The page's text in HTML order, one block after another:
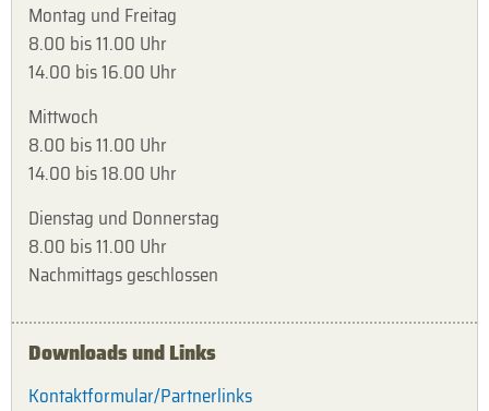
Montag und Freitag
8.00 bis 11.00 Uhr
14.00 bis 16.00 Uhr
Mittwoch
8.00 bis 11.00 Uhr
14.00 bis 18.00 Uhr
Dienstag und Donnerstag
8.00 bis 11.00 Uhr
Nachmittags geschlossen
Downloads und Links
Kontaktformular/Partnerlinks